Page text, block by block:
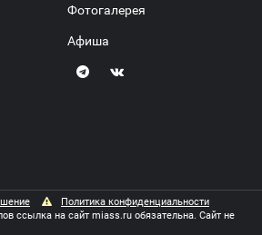
Фотогалерея
Афиша
Политика конфиденциальности
ссылка на сайт miass.ru обязательна. Сайт не